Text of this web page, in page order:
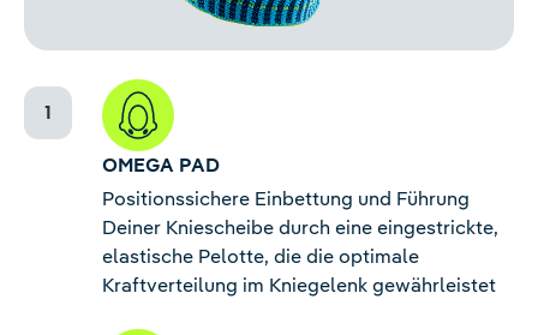
OMEGA PAD
Positionssichere Einbettung und Führung
Deiner Kniescheibe durch eine eingestrickte,
elastische Pelotte, die die optimale
Kraftverteilung im Kniegelenk gewährleistet